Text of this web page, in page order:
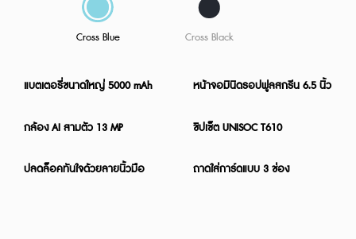
แบตเตอรี่ขนาดใหญ่ 5000 mAh หน้าจอมินิดรอปฟูลสกรีน 6.5 นิ้ว
กล้อง AI สามตัว 13 MP ชิปเซ็ต UNISOC T610
ปลดล็อคทันใจด้วยลายนิ้วมือ ถาดใส่การ์ดแบบ 3 ช่อง
Cross Blue Cross Black